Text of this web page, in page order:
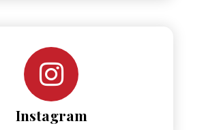
Instagram